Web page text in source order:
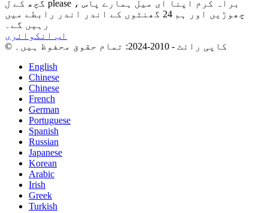
گچھ کے ل please ، براہ کرم اپنا ای میل ہمارے پاس
چھوڑیں اور ہم 24 گھنٹوں کے اندر اندر رابطے میں
رہیں گے۔
اب انکوائری
© کاپی رائٹ - 2010-2024: تمام حقوق محفوظ ہیں۔
English
Chinese
Chinese
French
German
Portuguese
Spanish
Russian
Japanese
Korean
Arabic
Irish
Greek
Turkish